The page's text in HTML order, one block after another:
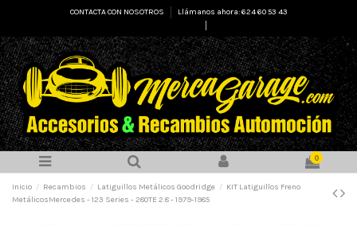
CONTACTA CON NOSOTROS
Llámanos ahora: 624 60 53 43
0
Inicio Recambios Latiguillos Metálicos Goodridge
KIT Latiguillos Freno
MetálicosMercedes - 123 Series - 280TE 2.8 - 1979-1985